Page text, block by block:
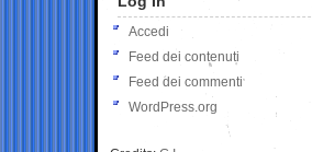
Accedi
Feed dei contenuti
Feed dei commenti
WordPress.org